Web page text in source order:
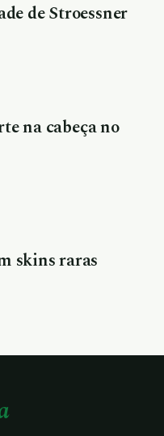
de Stroessner
na cabeça no
skins raras